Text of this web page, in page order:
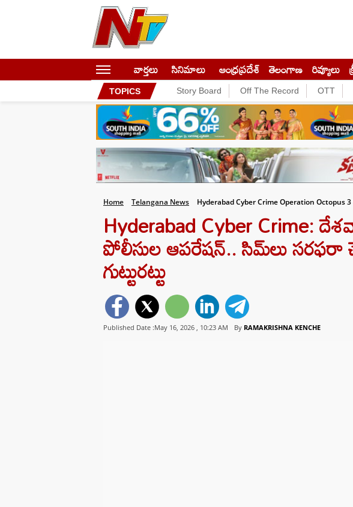
వార్తలు సినిమాలు ఆంధ్రప్రదేశ్ తెలంగాణ రివ్యూలు
TOPICS Story Board Off The Record OTT
Home Telangana News Hyderabad Cyber Crime Operation Octopus
Hyderabad Cyber Crime:
పోలీసుల ఆపరేషన్.. సిమ్‌లు సరఫరా
గుట్టురట్టు
Published Date :May 16, 2026 , 10:23 AM By RAMAKRISHNA KENCHE